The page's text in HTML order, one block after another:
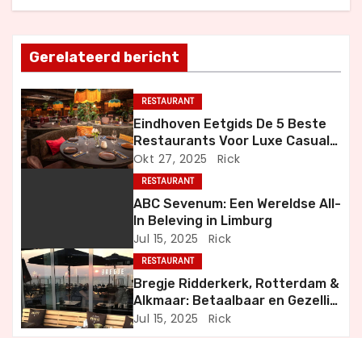
h
t
n
a
v
a
t
i
Gerelateerd bericht
RESTAURANT
Eindhoven Eetgids De 5 Beste
Restaurants Voor Luxe Casual
en Bijzondere Momenten
Okt 27, 2025 Rick
RESTAURANT
ABC Sevenum: Een Wereldse All-
In Beleving in Limburg
Jul 15, 2025 Rick
RESTAURANT
Bregje Ridderkerk, Rotterdam &
Alkmaar: Betaalbaar en Gezellig
Uit Eten
Jul 15, 2025 Rick